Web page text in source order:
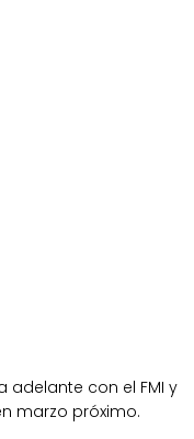
adelante con el FMI y
marzo próximo.